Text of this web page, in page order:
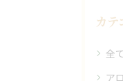
カテ
全
ア